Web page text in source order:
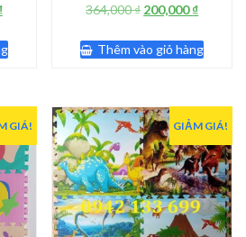
Giá
tại
là:
364,000₫ Giá
là:
364,000 ₫.
200,000₫Giá
tại
là:
Thêm vào giỏ hàng
GIÁ! GIẢM GIÁ!